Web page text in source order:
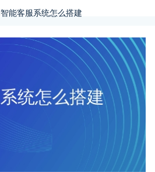
能客服系统怎么搭建